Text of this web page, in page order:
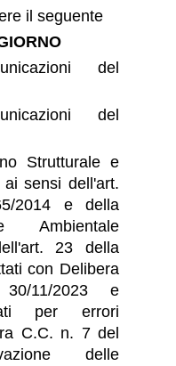
il seguente
del
del
Strutturale e
sensi dell'art.
2014 e della
Ambientale
23 della
con Delibera
11/2023 e
per errori
C.C. n. 7 del
delle